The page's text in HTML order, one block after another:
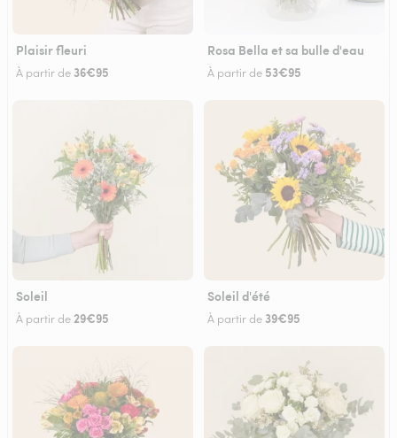
Plaisir fleuri
À partir de 36€95
Rosa Bella et sa bulle d'eau
À partir de 53€95
Soleil
À partir de29€95
Soleil d'été
À partir de 39€95